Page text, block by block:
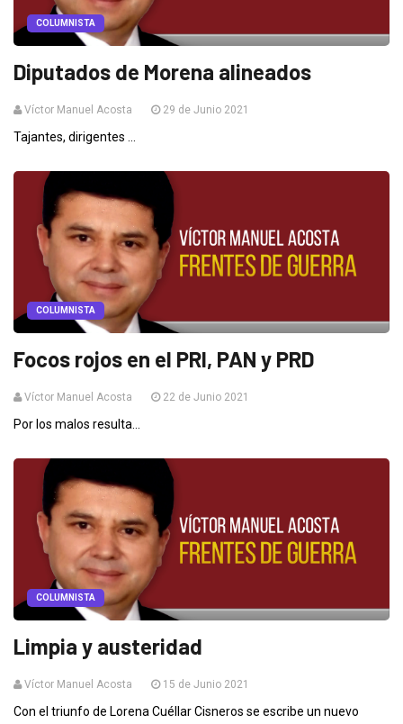
COLUMNISTA
Diputados de Morena alineados
Víctor Manuel Acosta 29 de Junio 2021
Tajantes, dirigentes ...
COLUMNISTA
Focos rojos en el PRI, PAN y PRD
Víctor Manuel Acosta 22 de Junio 2021
Por los malos resulta...
COLUMNISTA
Limpia y austeridad
Víctor Manuel Acosta 15 de Junio 2021
Con el triunfo de Lorena Cuéllar Cisneros se escribe un nuevo